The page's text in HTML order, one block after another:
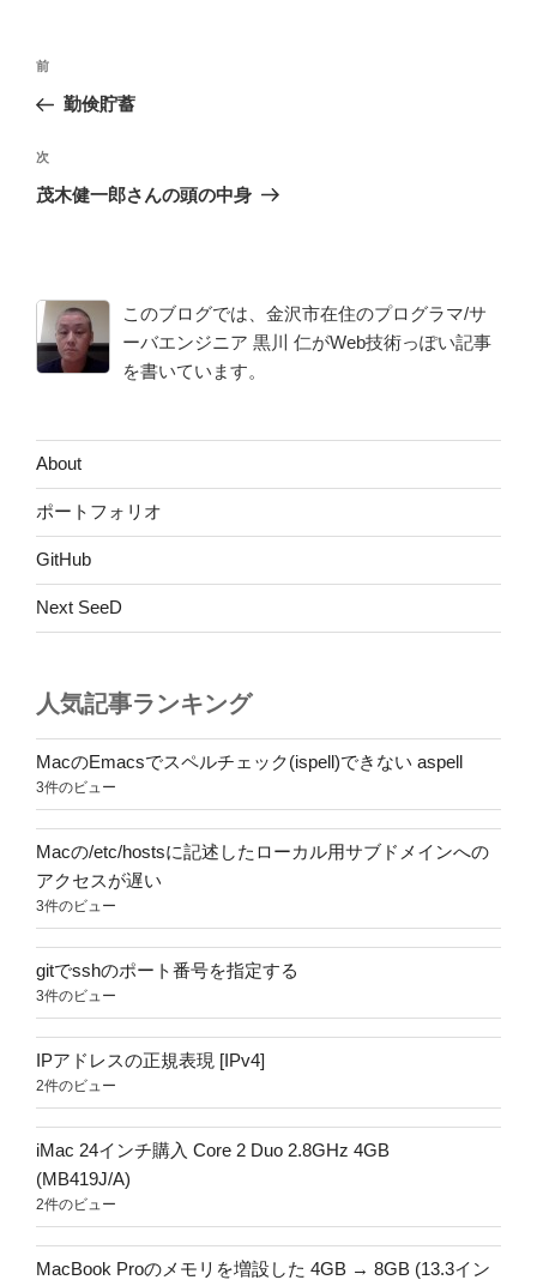
投
ナ
ビ
ゲ
ン
前
の
稿
前
勤倹貯蓄
次
の
次
茂木健一郎さんの頭の中身
このブログでは、金沢市在住のプログラマ/サ
ーバエンジニア 黒川 仁がWeb技術っぽい記事
を書いています。
About
ポートフォリオ
GitHub
Next SeeD
人気記事ランキング
MacのEmacsでスペルチェック(ispell)できない aspell
3件のビュー
Macの/etc/hostsに記述したローカル用サブドメインへの
アクセスが遅い
3件のビュー
gitでsshのポート番号を指定する
3件のビュー
IPアドレスの正規表現 [IPv4]
2件のビュー
iMac 24インチ購入 Core 2 Duo 2.8GHz 4GB
(MB419J/A)
2件のビュー
MacBook Proのメモリを増設した 4GB → 8GB (13.3イン